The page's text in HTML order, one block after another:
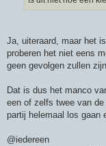
Ja, uiteraard, maar het
proberen het niet eens
geen gevolgen zullen
Dat is dus het manco
een of zelfs twee van
partij helemaal los gaan
@iedereen